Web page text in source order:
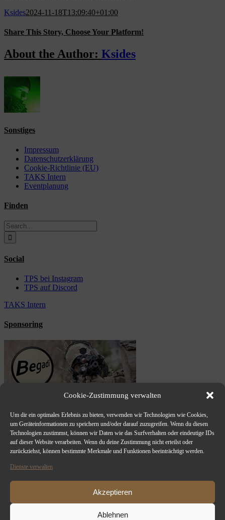
Cookie-Zustimmung verwalten
Um dir ein optimales Erlebnis zu bieten, verwenden wir Technologien wie Cookies,
um Geräteinformationen zu speichern und/oder darauf zuzugreifen. Wenn du diesen
Technologien zustimmst, können wir Daten wie das Surfverhalten oder eindeutige IDs
auf dieser Website verarbeiten. Wenn du deine Zustimmung nicht erteilst oder
zurückziehst, können bestimmte Merkmale und Funktionen beeinträchtigt werden.
Dienste verwalten
Akzeptieren
Ablehnen
Ksides2024-11-18T13:09:40+01:00
Share This Story, Choose Your Platform!
Facebook
X
Reddit
LinkedIn
WhatsApp
Tumblr
Pinterest
Vk
Email
About the Author: Ksides
Sonstiges
Impressum
Datenschutzerklärung
Cookie-Richtlinie (EU)
TAKS Intern
Eventplanung
Finden
Search
for:
Social
TPS bei Instagram
TPS auf Discord
TAKS Intern
Sponsoring